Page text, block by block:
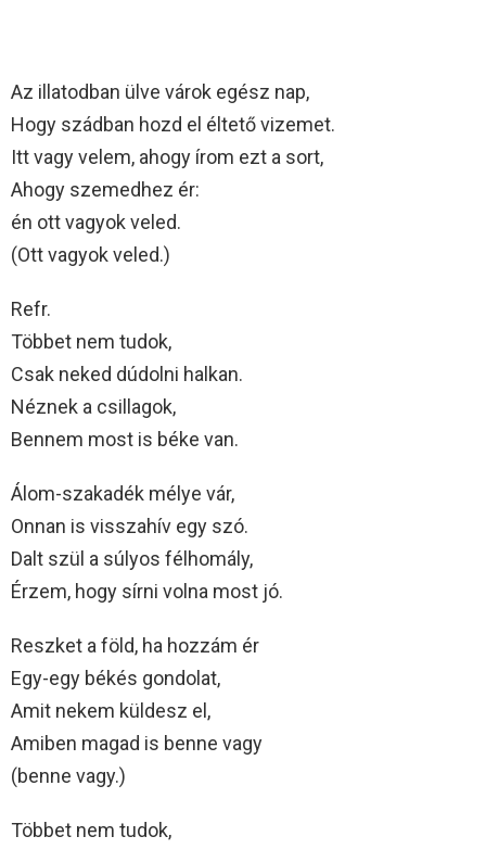
Az illatodban ülve várok egész nap,
Hogy szádban hozd el éltető vizemet.
Itt vagy velem, ahogy írom ezt a sort,
Ahogy szemedhez ér:
én ott vagyok veled.
(Ott vagyok veled.)
Refr.
Többet nem tudok,
Csak neked dúdolni halkan.
Néznek a csillagok,
Bennem most is béke van.
Álom-szakadék mélye vár,
Onnan is visszahív egy szó.
Dalt szül a súlyos félhomály,
Érzem, hogy sírni volna most jó.
Reszket a föld, ha hozzám ér
Egy-egy békés gondolat,
Amit nekem küldesz el,
Amiben magad is benne vagy
(benne vagy.)
Többet nem tudok,